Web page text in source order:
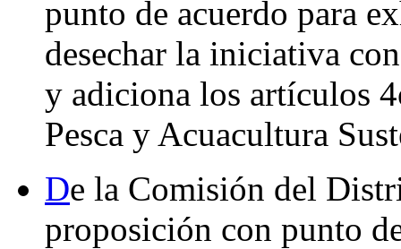
punto de acuerdo para
desechar la iniciativa
y adiciona los artículos
Pesca y Acuacultura
De la Comisión del
proposición con punto